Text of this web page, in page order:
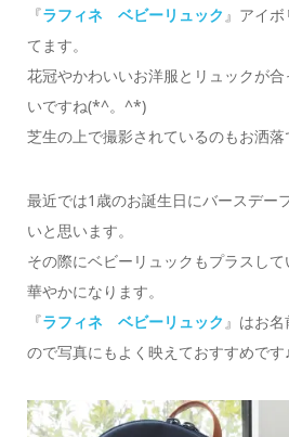
『ラフィネ ベビーリュック 』アイ
てます。
花冠やかわいいお洋服とリュックが
いですね(*^。^*)
芝生の上で撮影されているのもお洒落
最近では1歳のお誕生日にバースデー
いと思います。
その際にベビーリュックもプラスし
華やかになります。
『ラフィネ ベビーリュック 』はお
ので写真にもよく映えておすすめです